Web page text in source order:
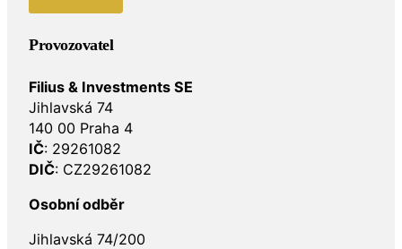
Provozovatel
Filius & Investments SE
Jihlavská 74
140 00 Praha 4
IČ: 29261082
DIČ: CZ29261082
Osobní odběr
Jihlavská 74/200